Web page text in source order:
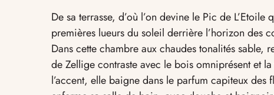
De sa terrasse, d’où l’on devine le Pic de
premières lueurs du soleil derrière l’horizon des
Dans cette chambre aux chaudes tonalités sable,
de Zellige contraste avec le bois omniprésent et
l’accent, elle baigne dans le parfum capiteux